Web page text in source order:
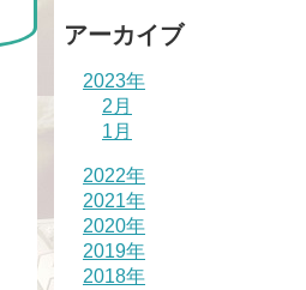
アーカイブ
2023年
2月
1月
2022年
2021年
2020年
2019年
2018年